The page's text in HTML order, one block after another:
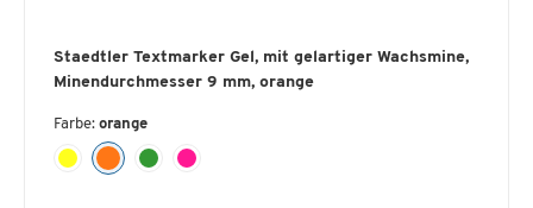
Staedtler Textmarker Gel, mit gelartiger Wachsmine,
Minendurchmesser 9 mm, orange
Farbe: orange